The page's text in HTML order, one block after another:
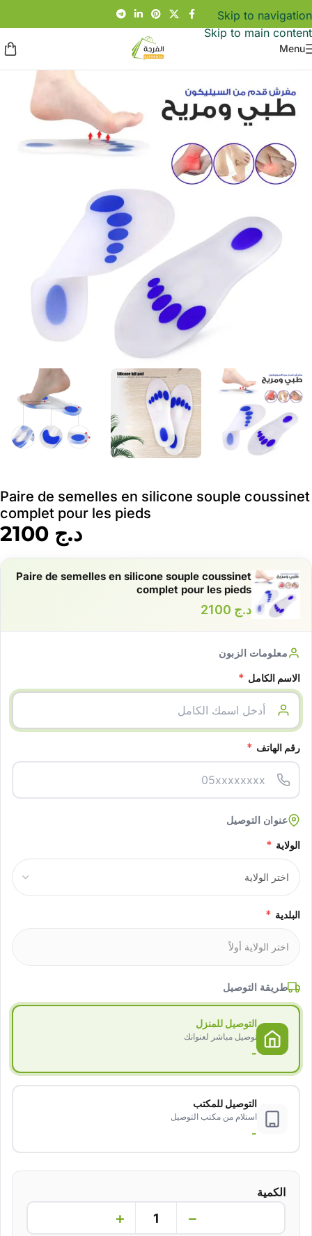
Skip to navigation
Skip to main content
Menu
Paire de semelles en silicone souple coussinet
complet pour les pieds
د.ج
Paire de semelles en silicone souple coussinet
complet pour les pieds
د.ج
معلومات الزبون
الاسم الكامل *
رقم الهاتف *
عنوان التوصيل
الولاية *
البلدية *
طريقة التوصيل
التوصيل للمنزل
توصيل مباشر لعنوانك
-
التوصيل للمكتب
استلام من مكتب التوصيل
-
الكمية
−
+